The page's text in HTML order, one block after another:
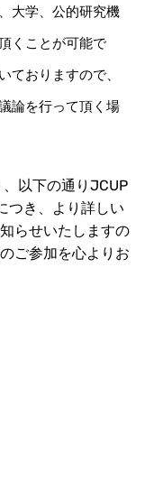
大学、公的研究機
くことが可能で
ておりますので、
論を行って頂く場
以下の通りJCUP
つき、より詳しい
らせいたしますの
ご参加を心よりお